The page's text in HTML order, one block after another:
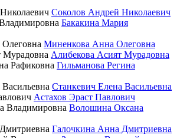
Соколов Андрей Николаевич
Бакакина Мария
Миненкова Анна Олеговна
Алибекова Асият Мурадовна
Гильманова Регина
Станкевич Елена Васильевна
Астахов Эраст Павлович
Волошина Оксана
Галочкина Анна Дмитриевна